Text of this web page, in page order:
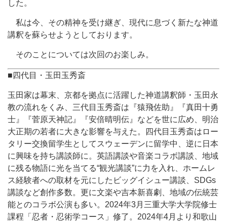
した。
私は今、その精神を受け継ぎ、現代に息づく新たな神道
講釈を蘇らせようとしております。
そのことについては次回のお楽しみ。
■四代目・玉田玉秀斎
玉田家は幕末、京都を拠点に活躍した神道講釈師・玉田永
教の流れをくみ、三代目玉秀斎は『猿飛佐助』『真田十勇
士』『菅原天神記』『安倍晴明伝』などを世に広め、明治
大正期の若者に大きな影響を与えた。四代目玉秀斎はロー
タリー交換留学生としてスウェーデンに留学中、逆に日本
に興味を持ち講談師に。英語講談や音楽コラボ講談、地域
に残る物語に光を当てる“観光講談”に力を入れ、ホームレ
ス経験者への取材を元にしたビッグイシュー講談、SDGs
講談など創作多数。更に文楽や吉本新喜劇、地域の伝統芸
能とのコラボ公演も多い。2024年3月三重大学大学院修士
課程「忍者・忍術学コース」修了。2024年4月より和歌山